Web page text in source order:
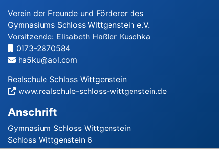
Verein der Freunde und Förderer des
Gymnasiums Schloss Wittgenstein e.V.
Vorsitzende: Elisabeth Haßler-Kuschka
0173-2870584
ha5ku@aol.com
Realschule Schloss Wittgenstein
www.realschule-schloss-wittgenstein.de
Anschrift
Gymnasium Schloss Wittgenstein
Schloss Wittgenstein 6